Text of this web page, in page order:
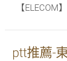
【ELECOM
ptt推薦-